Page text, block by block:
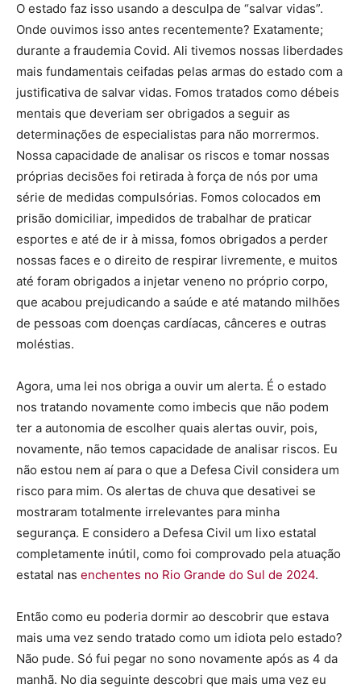
O estado faz isso usando a desculpa de “salvar vidas”.
Onde ouvimos isso antes recentemente? Exatamente;
durante a fraudemia Covid. Ali tivemos nossas liberdades
mais fundamentais ceifadas pelas armas do estado com a
justificativa de salvar vidas. Fomos tratados como débeis
mentais que deveriam ser obrigados a seguir as
determinações de especialistas para não morrermos.
Nossa capacidade de analisar os riscos e tomar nossas
próprias decisões foi retirada à força de nós por uma
série de medidas compulsórias. Fomos colocados em
prisão domiciliar, impedidos de trabalhar de praticar
esportes e até de ir à missa, fomos obrigados a perder
nossas faces e o direito de respirar livremente, e muitos
até foram obrigados a injetar veneno no próprio corpo,
que acabou prejudicando a saúde e até matando milhões
de pessoas com doenças cardíacas, cânceres e outras
moléstias.
Agora, uma lei nos obriga a ouvir um alerta. É o estado
nos tratando novamente como imbecis que não podem
ter a autonomia de escolher quais alertas ouvir, pois,
novamente, não temos capacidade de analisar riscos. Eu
não estou nem aí para o que a Defesa Civil considera um
risco para mim. Os alertas de chuva que desativei se
mostraram totalmente irrelevantes para minha
segurança. E considero a Defesa Civil um lixo estatal
completamente inútil, como foi comprovado pela atuação
estatal nas enchentes no Rio Grande do Sul de 2024.
Então como eu poderia dormir ao descobrir que estava
mais uma vez sendo tratado como um idiota pelo estado?
Não pude. Só fui pegar no sono novamente após as 4 da
manhã. No dia seguinte descobri que mais uma vez eu